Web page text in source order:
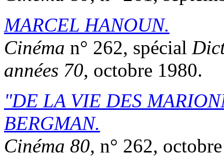
MARCEL HANOUN.
Cinéma n° 262, spécial
années 70, octobre 1980.
DE LA VIE DES
BERGMAN.
Cinéma 80, n° 262,